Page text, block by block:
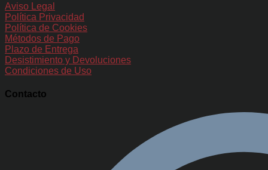
Aviso Legal
Política Privacidad
Política de Cookies
Métodos de Pago
Plazo de Entrega
Desistimiento y Devoluciones
Condiciones de Uso
Contacto